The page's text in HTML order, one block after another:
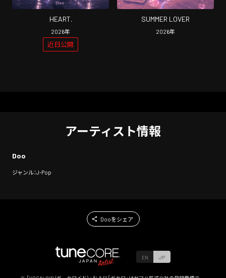
HEART.
2026年
近日公開
SUMMER LOVER
2026年
アーティスト情報
Doo
ジャンル：J-Pop
Dooをシェア
EN JP